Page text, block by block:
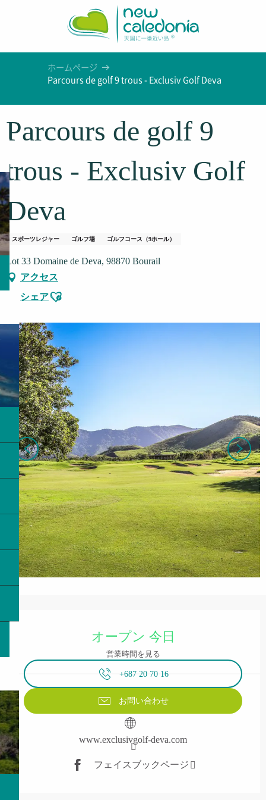
ホームページ
Parcours de golf 9 trous - Exclusiv Golf Deva
Parcours de golf 9
trous - Exclusiv Golf
Deva
スポーツレジャー ゴルフ場 ゴルフコース（9ホール）
Lot 33 Domaine de Deva, 98870 Bourail
アクセス
シェアAjouter aux favoris
営業時間と連絡先
オープン 今日
営業時間を見る
+687 20 70 16
お問い合わせ
www.exclusivgolf-deva.com
フェイスブックページ